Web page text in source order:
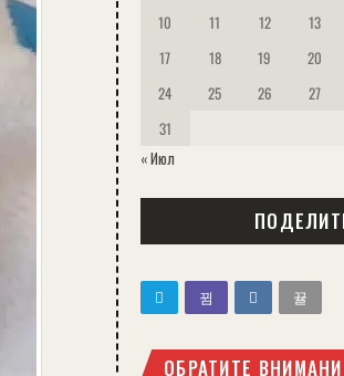
10
11 12 13
17
18 19 20
24
25 26 27
31
« Июл
ОБРАТИТЕ